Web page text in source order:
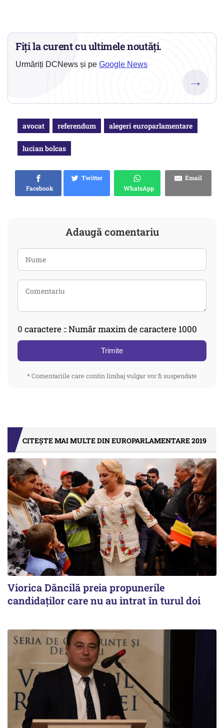
Fiți la curent cu ultimele noutăți.
Urmăriți DCNews și pe Google News
→
avocat referendum alegeri europarlamentare
lucian bolcas
Facebook
Twitter
WhatsApp
Email
Adaugă comentariu
0 caractere :: Număr maxim de caractere 1000
Trimite
* Comentariile care contin limbaj vulgar vor fi suspendate
CITEȘTE MAI MULTE DIN EUROPARLAMENTARE 2019
Viorica Dăncilă preia propunerile
candidaților care nu au intrat în turul doi